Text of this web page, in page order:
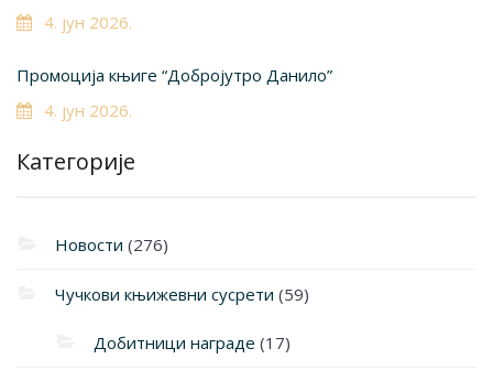
4. јун 2026.
Промоција књиге “Добројутро Данило”
4. јун 2026.
Категорије
Новости (276)
Чучкови књижевни сусрети (59)
Добитници награде (17)